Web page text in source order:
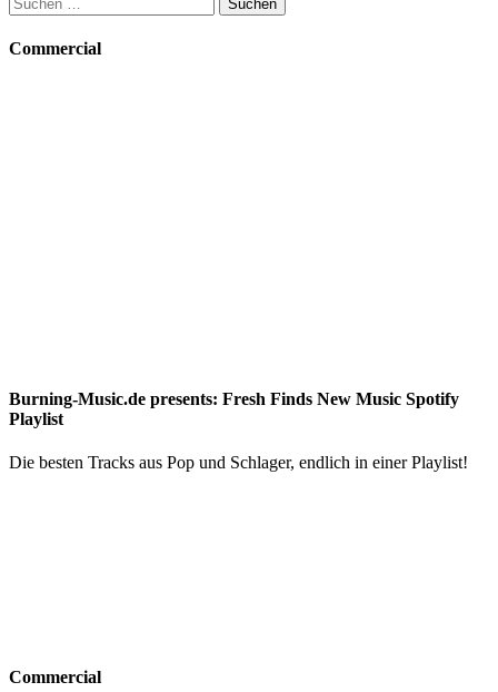
nach:
Commercial
Burning-Music.de presents: Fresh Finds New Music Spotify
Playlist
Die besten Tracks aus Pop und Schlager, endlich in einer Playlist!
Commercial